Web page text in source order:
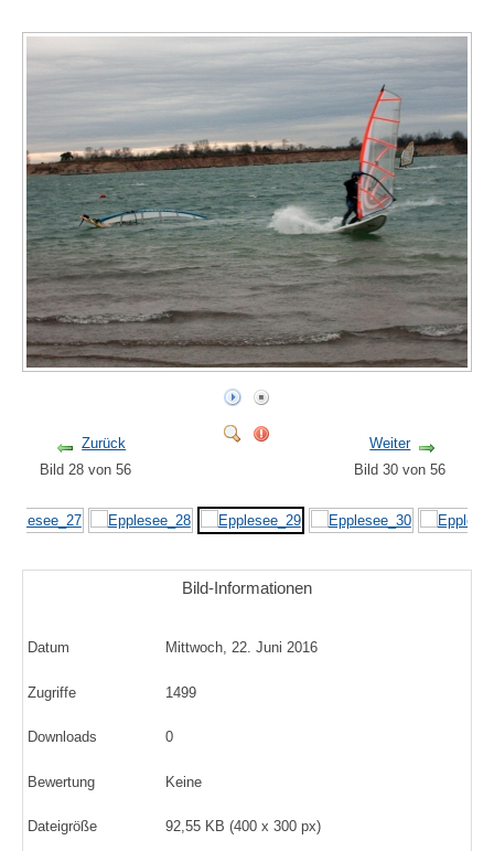
Zurück
Bild 28 von 56
Weiter
Bild 30 von 56
Bild-Informationen
Datum Mittwoch, 22. Juni 2016
Zugriffe 1499
Downloads 0
Bewertung Keine
Dateigröße 92,55 KB (400 x 300 px)